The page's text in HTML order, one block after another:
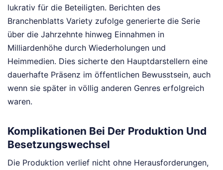
lukrativ für die Beteiligten. Berichten des
Branchenblatts Variety zufolge generierte die Serie
über die Jahrzehnte hinweg Einnahmen in
Milliardenhöhe durch Wiederholungen und
Heimmedien. Dies sicherte den Hauptdarstellern eine
dauerhafte Präsenz im öffentlichen Bewusstsein, auch
wenn sie später in völlig anderen Genres erfolgreich
waren.
Komplikationen Bei Der Produktion Und
Besetzungswechsel
Die Produktion verlief nicht ohne Herausforderungen,